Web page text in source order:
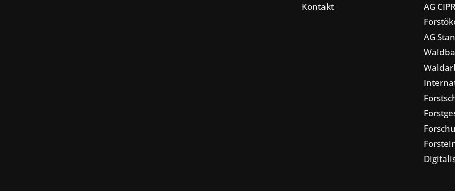
Kontakt
AG
AG